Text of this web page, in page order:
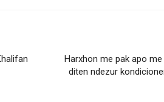
Harxhon me pak apo
diten ndezur